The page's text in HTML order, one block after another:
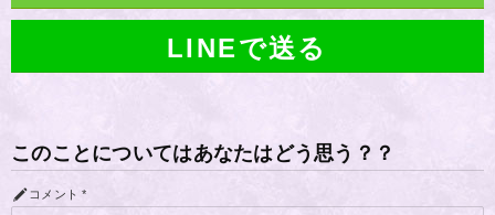
LINEで送る
このことについてはあなたはどう思う？？
コメント *